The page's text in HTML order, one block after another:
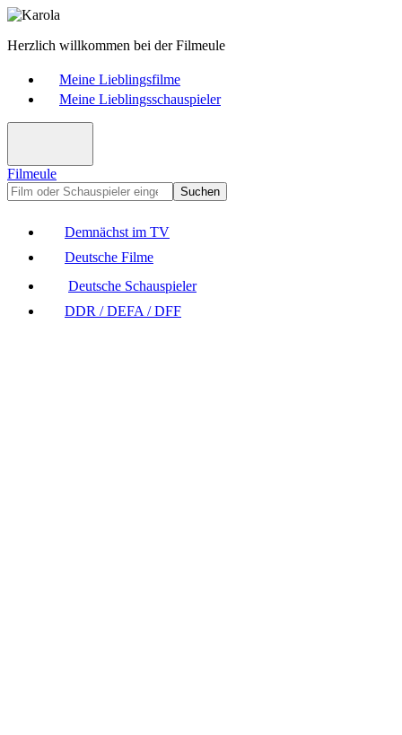
Herzlich willkommen bei der Filmeule
Meine Lieblingsfilme
Meine Lieblingsschauspieler
Filmeule
Suchen
Demnächst im TV
Deutsche Filme
Deutsche Schauspieler
DDR / DEFA / DFF